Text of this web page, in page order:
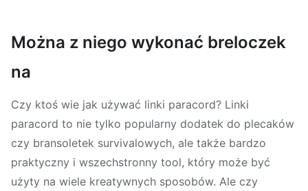
Można z niego wykonać breloczek
na
Czy ktoś wie jak używać linki paracord? Linki
paracord to nie tylko popularny dodatek do plecaków
czy bransoletek survivalowych, ale także bardzo
praktyczny i wszechstronny tool, który może być
użyty na wiele kreatywnych sposobów. Ale czy